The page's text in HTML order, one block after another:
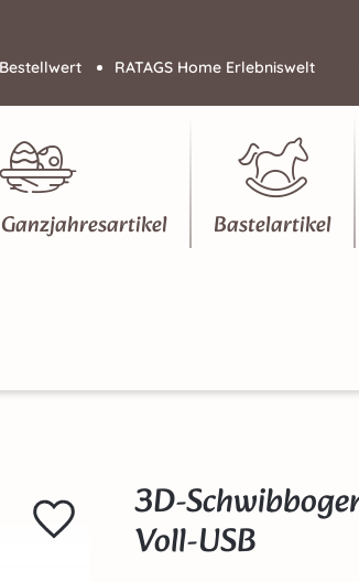
RATAGS Home Erlebniswelt
Bastelartikel
3D-
Voll-USB